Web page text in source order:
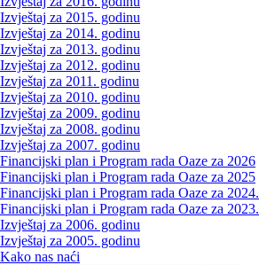
Izvještaj za 2015. godinu
Izvještaj za 2014. godinu
Izvještaj za 2013. godinu
Izvještaj za 2012. godinu
Izvještaj za 2011. godinu
Izvještaj za 2010. godinu
Izvještaj za 2009. godinu
Izvještaj za 2008. godinu
Izvještaj za 2007. godinu
Financijski plan i Program rada Oaze za 2026
Financijski plan i Program rada Oaze za 2025
Financijski plan i Program rada Oaze za 2024.
Financijski plan i Program rada Oaze za 2023.
Izvještaj za 2006. godinu
Izvještaj za 2005. godinu
Kako nas naći